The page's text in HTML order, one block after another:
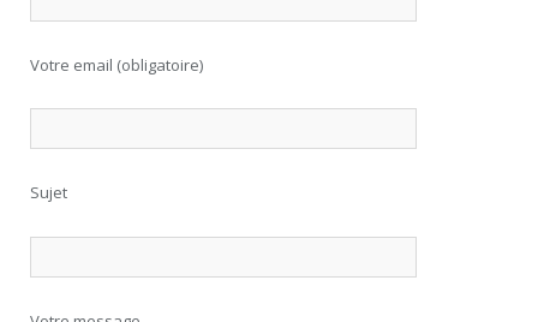
Votre email (obligatoire)
Sujet